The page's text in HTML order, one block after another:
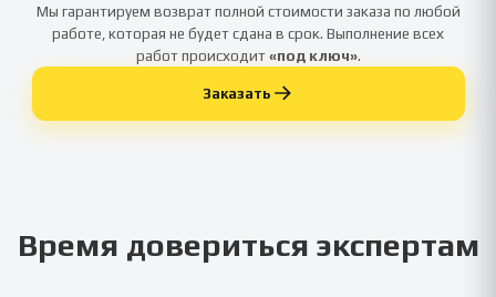
Мы гарантируем возврат полной стоимости заказа по любой
работе, которая не будет сдана в срок. Выполнение всех
работ происходит«под ключ».
Заказать
Время довериться экспертам